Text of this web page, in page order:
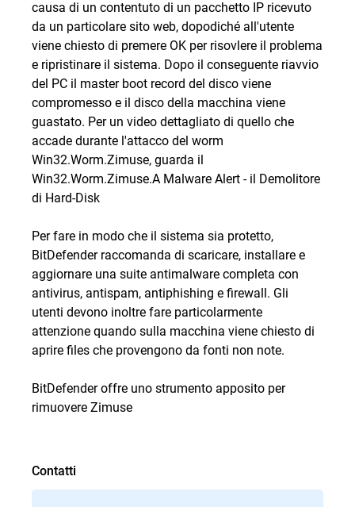
causa di un contentuto di un pacchetto IP ricevuto
da un particolare sito web, dopodiché all'utente
viene chiesto di premere OK per risovlere il problema
e ripristinare il sistema. Dopo il conseguente riavvio
del PC il master boot record del disco viene
compromesso e il disco della macchina viene
guastato. Per un video dettagliato di quello che
accade durante l'attacco del worm
Win32.Worm.Zimuse, guarda il
Win32.Worm.Zimuse.A Malware Alert - il Demolitore
di Hard-Disk
Per fare in modo che il sistema sia protetto,
BitDefender raccomanda di scaricare, installare e
aggiornare una suite antimalware completa con
antivirus, antispam, antiphishing e firewall. Gli
utenti devono inoltre fare particolarmente
attenzione quando sulla macchina viene chiesto di
aprire files che provengono da fonti non note.
BitDefender offre uno strumento apposito per
rimuovereZimuse
Contatti